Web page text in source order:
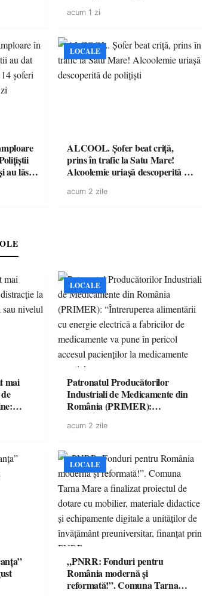
acum 1 zi
au lăsat
LOCALE
ALCOOL. Șofer beat criță,
prins în trafic la Satu Mare!
Alcoolemie uriașă descoperită de
acum 2 zile
mai
LOCALE
Patronatul Producătorilor
Industriali de Medicamente din
România (PRIMER):
energie electrică a fabricilor de
accesul pacienților la
medicamente esențiale
acum 2 zile
LOCALE
„PNRR: Fonduri pentru
România modernă și
reformată!”. Comuna Tarna